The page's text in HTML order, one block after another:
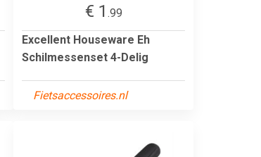
€ 1 .99
Excellent Houseware Eh
Schilmessenset 4-Delig
Fietsaccessoires.nl